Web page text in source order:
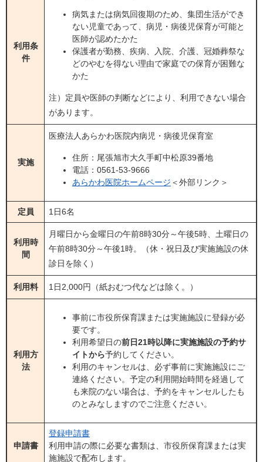
利用条
件
病気または病気回復期のため、集団生活ができ
ない児童であって、病児・病後児保育が可能と
医師が認めたかた
保護者が勤務、疾病、入院、介護、冠婚葬祭な
どのやむを得ない理由で家庭での保育が困難な
かた
注）定員や医師の判断などにより、利用できない場合
があります。
実施
医療法人あらかわ医院内病児・病後児保育室
住所：尾張旭市大久手町中松原39番地
電話：0561-53-9666
あらかわ医院ホームページ ＜外部リンク＞
定員 1日6名
利用時
間
月曜日から金曜日の午前8時30分～午後5時、土曜日の
午前8時30分～午後1時。（休・祝日及び実施施設の休
診日を除く）
利用料 1日2,000円（紙おむつ代などは除く。）
利用方
法
事前に市役所保育課または実施施設に登録が必
要です。
利用希望日の前日21時以降に実施施設の予約サ
イトから予約してください。
利用のキャンセルは、必ず事前に実施施設にご
連絡ください。予定の利用開始時間を経過して
も来院のない場合は、予約をキャンセルしたも
のとみなしますのでご注意ください。
申請書
登録申請書
利用申請の際に必要な書類は、市役所保育課または実
施施設で配布します。